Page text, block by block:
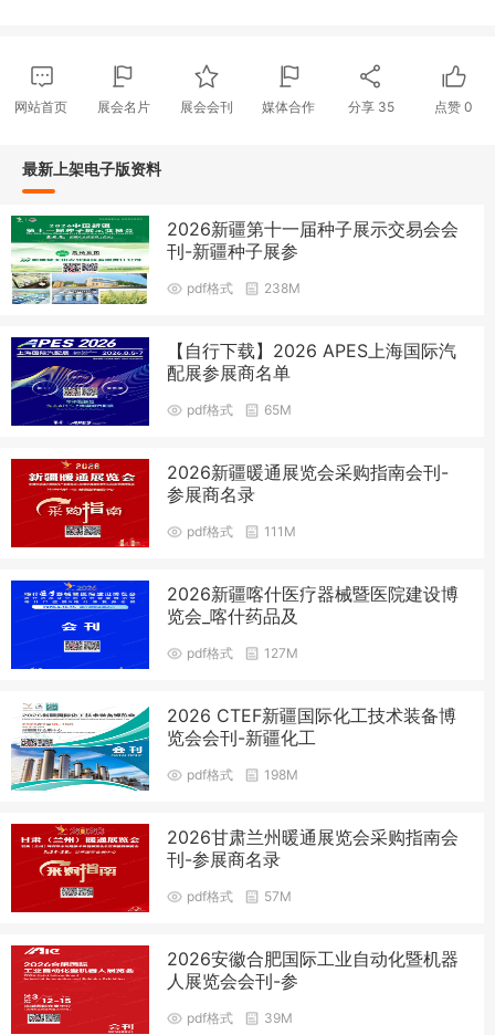
网站首页 展会名片 展会会刊 媒体合作 分享 35 点赞0
最新上架电子版资料
2026新疆第十一届种子展示交易会会
刊-新疆种子展参
pdf格式 238M
【自行下载】2026 APES上海国际汽
配展参展商名单
pdf格式 65M
2026新疆暖通展览会采购指南会刊-
参展商名录
pdf格式 111M
2026新疆喀什医疗器械暨医院建设博
览会_喀什药品及
pdf格式 127M
2026 CTEF新疆国际化工技术装备博
览会会刊-新疆化工
pdf格式 198M
2026甘肃兰州暖通展览会采购指南会
刊-参展商名录
pdf格式 57M
2026安徽合肥国际工业自动化暨机器
人展览会会刊-参
pdf格式 39M